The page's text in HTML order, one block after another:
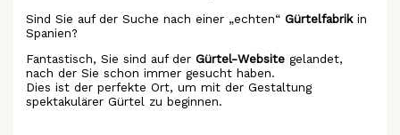
Sind Sie auf der Suche nach einer „echten“Gürtelfabrikin
Spanien?
Fantastisch, Sie sind auf derGürtel-Website gelandet,
nach der Sie schon immer gesucht haben.
Dies ist der perfekte Ort, um mit der Gestaltung
spektakulärer Gürtel zu beginnen.